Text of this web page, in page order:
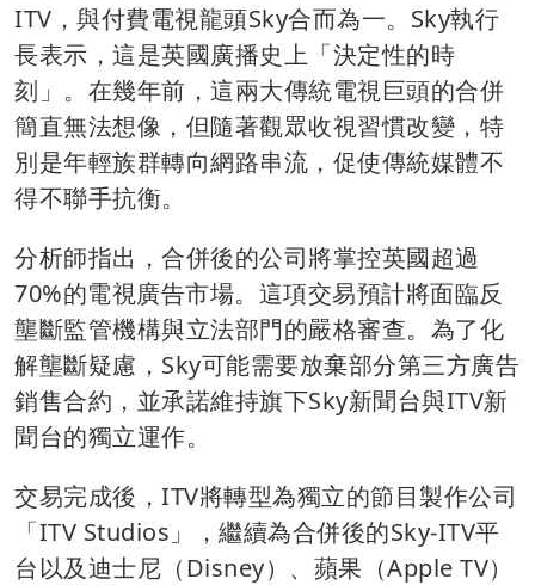
ITV，與付費電視龍頭Sky合而為一。Sky執行
長表示，這是英國廣播史上「決定性的時
刻」。在幾年前，這兩大傳統電視巨頭的合併
簡直無法想像，但隨著觀眾收視習慣改變，特
別是年輕族群轉向網路串流，促使傳統媒體不
得不聯手抗衡。
分析師指出，合併後的公司將掌控英國超過
70%的電視廣告市場。這項交易預計將面臨反
壟斷監管機構與立法部門的嚴格審查。為了化
解壟斷疑慮，Sky可能需要放棄部分第三方廣告
銷售合約，並承諾維持旗下Sky新聞台與ITV新
聞台的獨立運作。
交易完成後，ITV將轉型為獨立的節目製作公司
「ITV Studios」，繼續為合併後的Sky-ITV平
台以及迪士尼（Disney）、蘋果（Apple TV）